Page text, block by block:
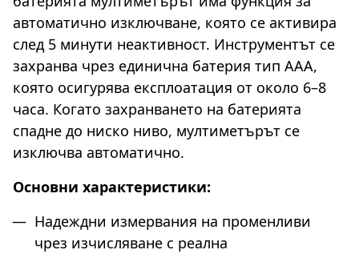
автоматично изключване, която се активира
след 5 минути неактивност. Инструментът се
захранва чрез единична батерия тип AAA,
която осигурява експлоатация от около 6–8
часа. Когато захранването на батерията
спадне до ниско ниво, мултиметърът се
изключва автоматично.
Основни характеристики:
Надеждни измервания на променливи
чрез изчисляване с реална